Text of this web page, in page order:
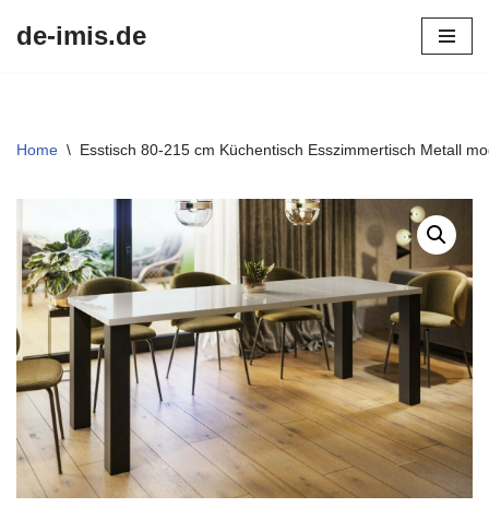
de-imis.de
Home \ Esstisch 80-215 cm Küchentisch Esszimmertisch Metall